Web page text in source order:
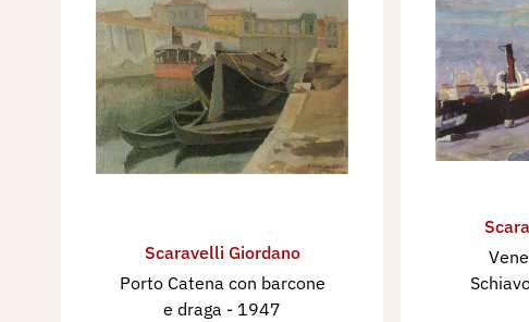
Scaravelli Giordano
Porto Catena con barcone
e draga - 1947